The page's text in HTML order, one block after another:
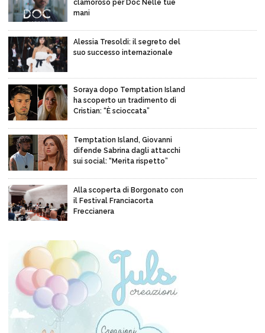
clamoroso per Doc Nelle tue
mani
Alessia Tresoldi: il segreto del
suo successo internazionale
Soraya dopo Temptation Island
ha scoperto un tradimento di
Cristian: “È scioccata”
Temptation Island, Giovanni
difende Sabrina dagli attacchi
sui social: “Merita rispetto”
Alla scoperta di Borgonato con
il Festival Franciacorta
Freccianera